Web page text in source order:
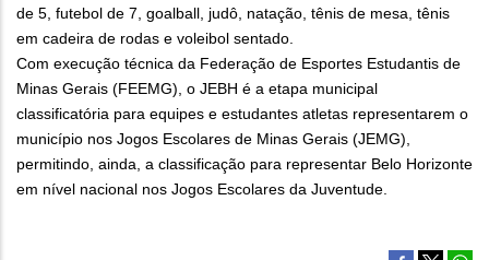
de 5, futebol de 7, goalball, judô, natação, tênis de mesa, tênis
em cadeira de rodas e voleibol sentado.
Com execução técnica da Federação de Esportes Estudantis de
Minas Gerais (FEEMG), o JEBH é a etapa municipal
classificatória para equipes e estudantes atletas representarem o
município nos Jogos Escolares de Minas Gerais (JEMG),
permitindo, ainda, a classificação para representar Belo Horizonte
em nível nacional nos Jogos Escolares da Juventude.